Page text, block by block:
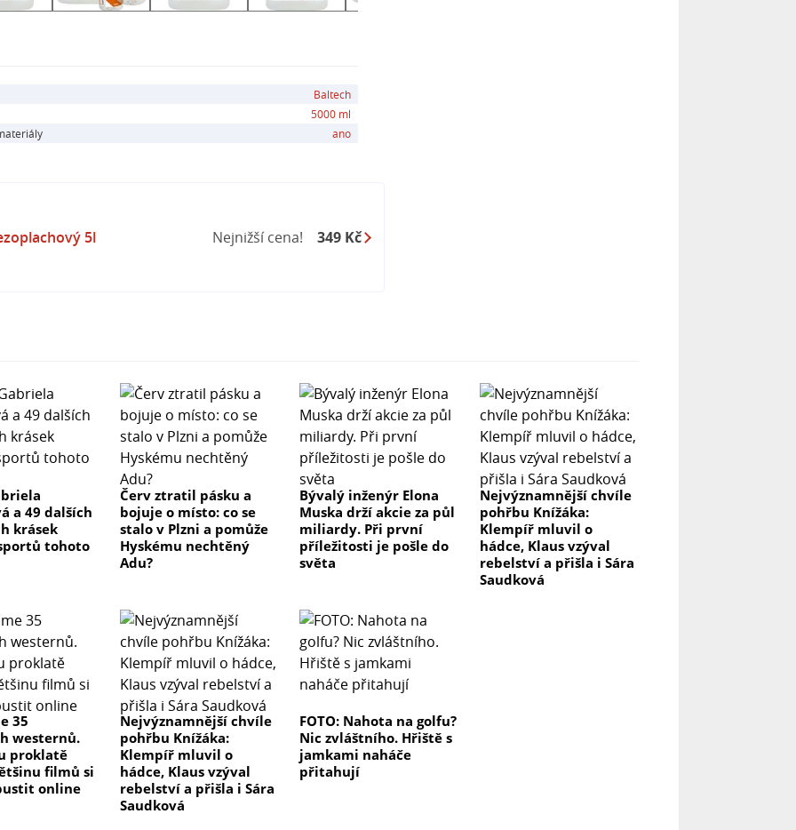
ochranný oděv/ochranné brýle/obličejový štít.
velkým množstvím vody a mýdla.
Několik minut opatrně vyplachujte vodou. Vyjměte
je lze vyjmout snadno. Pokračujte ve
na výrobku.
účinku
H315, H319, P102, P280, P302+P352,
Baltech
5000 ml
ano
5l Nejnižší cena! 349 Kč
a 49 dalších
krásek
tohoto
Červ ztratil pásku a
bojuje o místo: co se
stalo v Plzni a pomůže
Hyskému nechtěný
Adu?
Bývalý inženýr Elona
Muska drží akcie za půl
miliardy. Při první
příležitosti je pošle do
světa
Nejvýznamnější chvíle
pohřbu Knížáka:
Klempíř mluvil o
hádce, Klaus vzýval
rebelství a přišla i Sára
Saudková
35
westernů.
proklatě
filmů si
online
Nejvýznamnější chvíle
pohřbu Knížáka:
Klempíř mluvil o
hádce, Klaus vzýval
rebelství a přišla i Sára
Saudková
FOTO: Nahota na golfu?
Nic zvláštního. Hřiště s
jamkami naháče
přitahují